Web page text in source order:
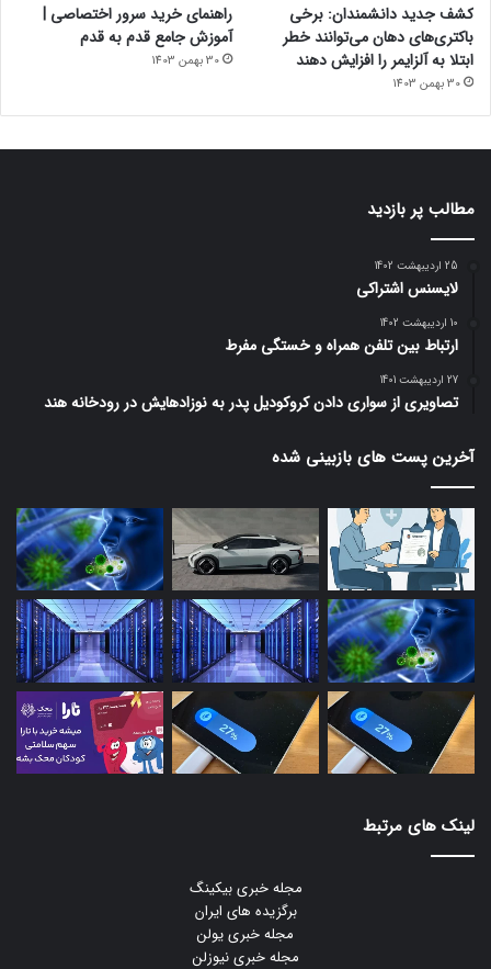
کشف جدید دانشمندان: برخی
باکتری‌های دهان می‌توانند خطر
ابتلا به آلزایمر را افزایش دهند
30 بهمن 1403
راهنمای خرید سرور اختصاصی |
آموزش جامع قدم به قدم
30 بهمن 1403
مطالب پر بازدید
25 اردیبهشت 1402
لایسنس اشتراکی
10 اردیبهشت 1402
ارتباط بین تلفن همراه و خستگی مفرط
27 اردیبهشت 1401
تصاویری از سواری دادن کروکودیل پدر به نوزادهایش در رودخانه هند
آخرین پست های بازبینی شده
لینک های مرتبط
مجله خبری بیکینگ
برگزیده های ایران
مجله خبری یولن
مجله خبری نیوزلن